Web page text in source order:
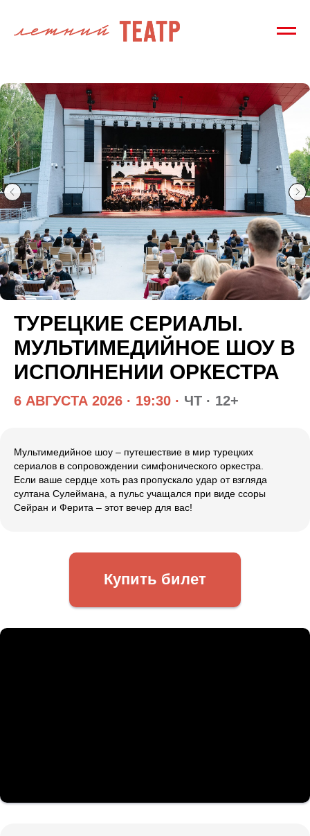
ТУРЕЦКИЕ СЕРИАЛЫ.
МУЛЬТИМЕДИЙНОЕ ШОУ В
ИСПОЛНЕНИИ ОРКЕСТРА
6 АВГУСТА 2026 · 19:30 · ЧТ · 12+
Мультимедийное шоу – путешествие в мир турецких
сериалов в сопровождении симфонического оркестра.
Если ваше сердце хоть раз пропускало удар от взгляда
султана Сулеймана, а пульс учащался при виде ссоры
Сейран и Ферита – этот вечер для вас!
Купить билет